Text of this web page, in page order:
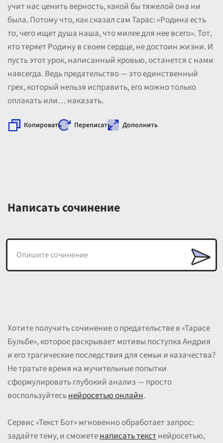
учит нас ценить верность, какой бы тяжелой она ни
была. Потому что, как сказал сам Тарас: «Родина есть
то, чего ищет душа наша, что милее для нее всего». Тот,
кто теряет Родину в своем сердце, не достоин жизни. И
пусть этот урок, написанный кровью, останется с нами
навсегда. Ведь предательство — это единственный
грех, который нельзя исправить, его можно только
оплакать или… наказать.
Копировать Переписать Дополнить
Написать сочинение
Хотите получить сочинение о предательстве в «Тарасе
Бульбе», которое раскрывает мотивы поступка Андрия
и его трагические последствия для семьи и казачества?
Не тратьте время на мучительные попытки
сформулировать глубокий анализ — просто
воспользуйтесьнейросетью онлайн.
Сервис «Текст Бот» мгновенно обработает запрос:
задайте тему, и сможетенаписать текстнейросетью,